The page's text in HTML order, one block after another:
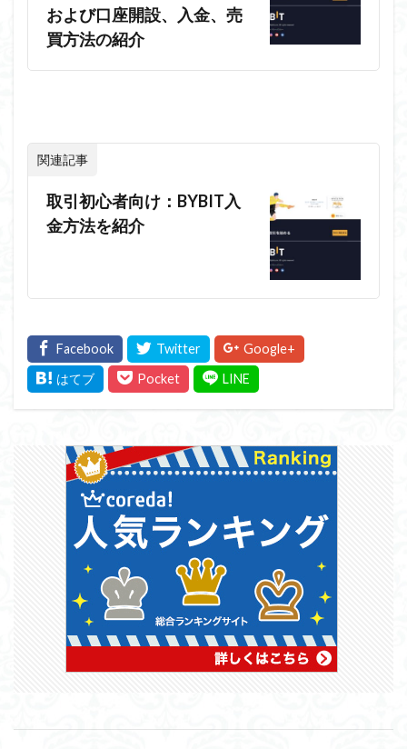
および口座開設、入金、売
買方法の紹介
関連記事
取引初心者向け：BYBIT入
金方法を紹介